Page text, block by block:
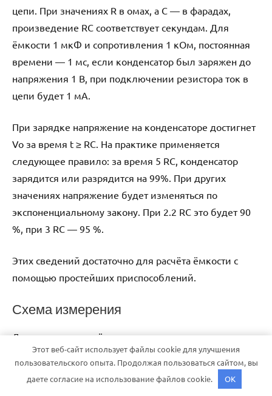
цепи. При значениях R в омах, а C — в фарадах,
произведение RC соответствует секундам. Для
ёмкости 1 мкФ и сопротивления 1 кОм, постоянная
времени — 1 мс, если конденсатор был заряжен до
напряжения 1 В, при подключении резистора ток в
цепи будет 1 мА.
При зарядке напряжение на конденсаторе достигнет
Vo за время t ≥ RC. На практике применяется
следующее правило: за время 5 RC, конденсатор
зарядится или разрядится на 99%. При других
значениях напряжение будет изменяться по
экспоненциальному закону. При 2.2 RC это будет 90
%, при 3 RC — 95 %.
Этих сведений достаточно для расчёта ёмкости с
помощью простейших приспособлений.
Схема измерения
Для определения ёмкости неизвестного
конденсатора следует включить его в цепь из
резистора и источника питания.
Этот веб-сайт использует файлы cookie для улучшения
пользовательского опыта. Продолжая пользоваться сайтом, вы
даете согласие на использование файлов cookie.
OK